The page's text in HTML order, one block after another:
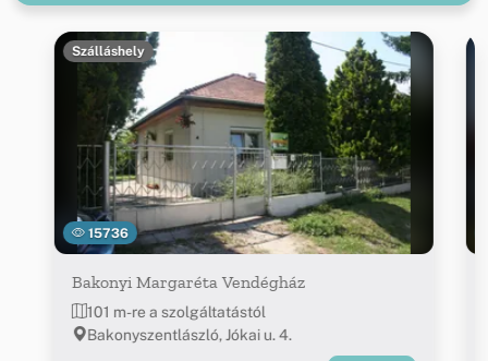
15736
Szálláshely
Bakonyi Margaréta Vendégház
101 m-re a szolgáltatástól
Bakonyszentlászló, Jókai u. 4.